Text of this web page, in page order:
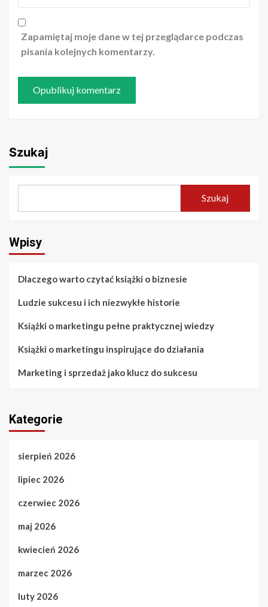
Zapamiętaj moje dane w tej przeglądarce podczas
pisania kolejnych komentarzy.
Szukaj
Szukaj
Wpisy
Dlaczego warto czytać książki o biznesie
Ludzie sukcesu i ich niezwykłe historie
Książki o marketingu pełne praktycznej wiedzy
Książki o marketingu inspirujące do działania
Marketing i sprzedaż jako klucz do sukcesu
Kategorie
sierpień 2026
lipiec 2026
czerwiec 2026
maj 2026
kwiecień 2026
marzec 2026
luty 2026